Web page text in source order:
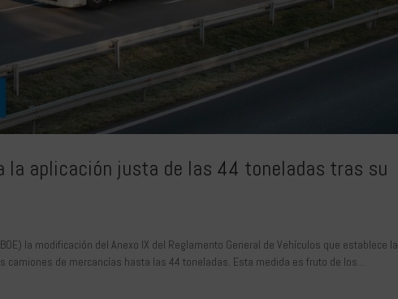
la aplicación justa de las 44 toneladas tras su
la modificación del Anexo IX del Reglamento General de Vehículos que establece la
camiones de mercancías hasta las 44 toneladas. Esta medida es fruto de los...